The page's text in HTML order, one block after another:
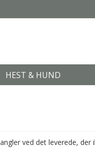
HEST & HUND
ved det leverede,